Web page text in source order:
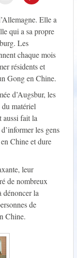
Elle a
qui a sa propre
Les
chaque mois
résidents et
Gong en Chine.
d’Augsbur, les
du matériel
aussi fait la
les gens
Chine et dure
leur
de nombreux
dénoncer la
de
Chine.